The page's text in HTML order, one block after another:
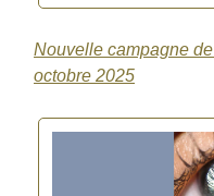
Nouvelle campagne
octobre 2025